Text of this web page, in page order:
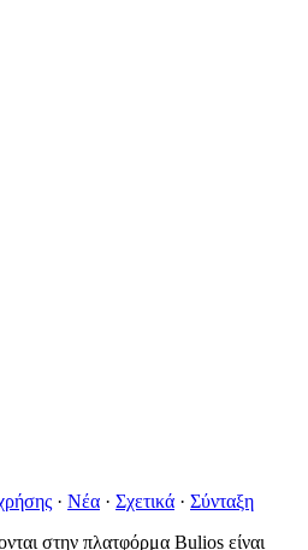
· Νέα · Σχετικά · Σύνταξη
στην πλατφόρμα Bulios είναι